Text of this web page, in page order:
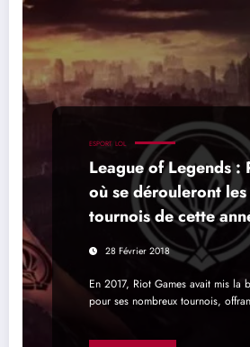
ESPORT LOL
League of Legends :
où se dérouleront
tournois de cette
28 Février 2018
En 2017, Riot Games avait mis la
pour ses nombreux tournois,